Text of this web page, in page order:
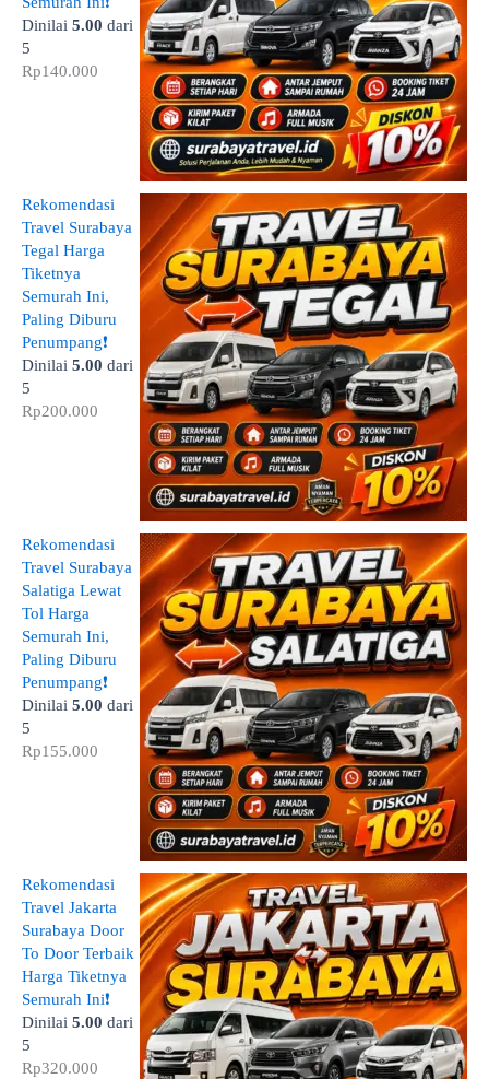
Dinilai 5.00 dari
5
Rp140.000
Rekomendasi
Travel Surabaya
Tegal Harga
Tiketnya
Semurah Ini,
Paling Diburu
Penumpang❗
Dinilai 5.00 dari
5
Rp200.000
Rekomendasi
Travel Surabaya
Salatiga Lewat
Tol Harga
Semurah Ini,
Paling Diburu
Penumpang❗
Dinilai 5.00 dari
5
Rp155.000
Rekomendasi
Travel Jakarta
Surabaya Door
To Door Terbaik
Harga Tiketnya
Semurah Ini❗
Dinilai 5.00 dari
5
Rp320.000